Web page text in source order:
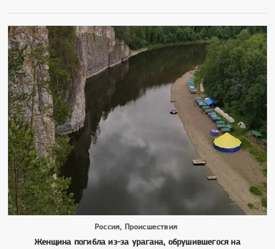
Россия, Происшествия
Женщина погибла из-за урагана, обрушившегося на